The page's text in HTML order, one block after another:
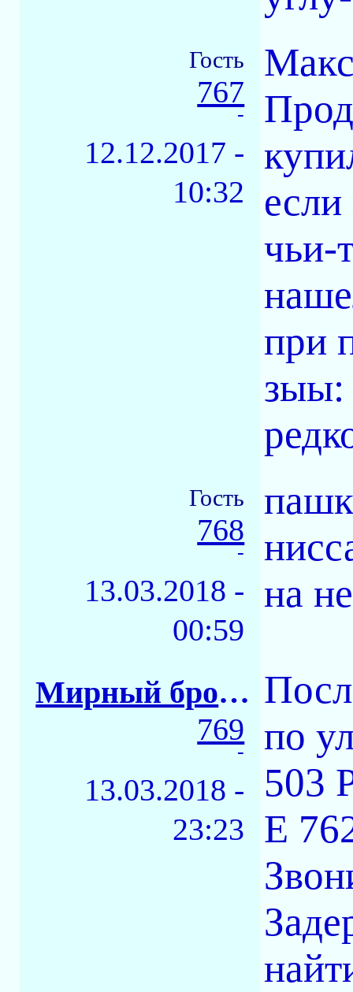
Гость
767
-
12.12.2017 -
10:32
чьи-
при
зыы:
Гость
768
-
13.03.2018 -
00:59
на
Мирный бронепоезд
769
-
13.03.2018 -
23:23
по
503
Е